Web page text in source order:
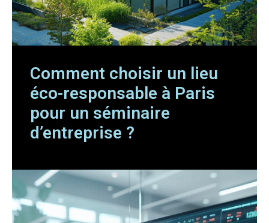
Comment choisir un lieu
éco-responsable à Paris
pour un séminaire
d’entreprise ?